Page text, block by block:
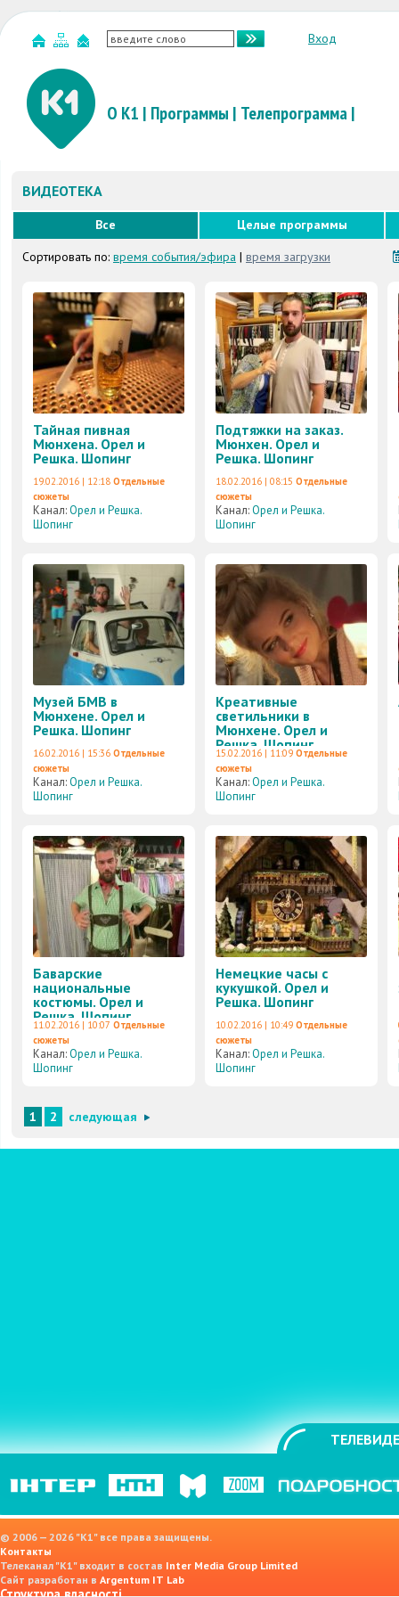
Вход
О К1 | Программы | Телепрограмма|
ВИДЕОТЕКА
Все
Целые программы
Сортировать по: время события/эфира | время загрузки
Тайная пивная
Мюнхена. Орел и
Решка. Шопинг
19.02.2016 | 12:18 Отдельные
сюжеты
Канал:Орел и Решка.
Шопинг
Подтяжки на заказ.
Мюнхен. Орел и
Решка. Шопинг
18.02.2016 | 08:15 Отдельные
сюжеты
Канал:Орел и Решка.
Шопинг
Музей БМВ в
Мюнхене. Орел и
Решка. Шопинг
16.02.2016 | 15:36 Отдельные
сюжеты
Канал:Орел и Решка.
Шопинг
Креативные
светильники в
Мюнхене. Орел и
Решка. Шопинг
15.02.2016 | 11:09 Отдельные
сюжеты
Канал:Орел и Решка.
Шопинг
Баварские
национальные
костюмы. Орел и
Решка. Шопинг
11.02.2016 | 10:07 Отдельные
сюжеты
Канал:Орел и Решка.
Шопинг
Немецкие часы с
кукушкой. Орел и
Решка. Шопинг
10.02.2016 | 10:49 Отдельные
сюжеты
Канал:Орел и Решка.
Шопинг
1 2 следующая
© 2006 — 2026 "K1" все права защищены.
Контакты
Телеканал "К1" входит в состав Inter Media Group Limited
Сайт разработан в Argentum IT Lab